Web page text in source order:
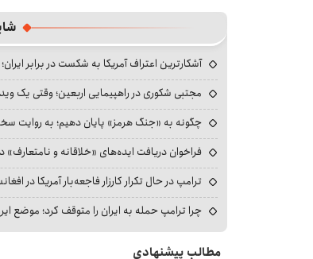
آشکارترین اعتراف آمریکا به شکست در برابر
مجتبی شکوری در راهپیمایی اربعین؛ وقتی یک
چگونه به «جنگ هرمز» پایان دهیم؛ به روایت
فراخوان دریافت ایده‌های «خلاقانه و نامتعارف»
ترامپ در حال تکرار کارزار فاجعه‌بار آمریکا در
چرا ترامپ حمله به ایران را متوقف کرد؛ موضع
مطالب پیشنهادی